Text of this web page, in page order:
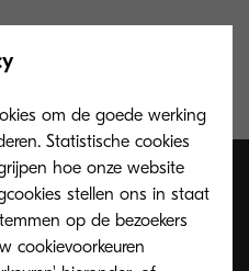
om de goede werking
Statistische cookies
hoe onze website
stellen ons in staat
op de bezoekers
cookievoorkeuren